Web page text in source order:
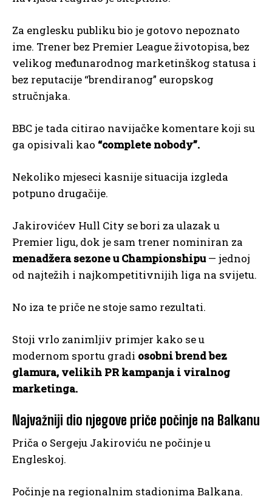
Za englesku publiku bio je gotovo nepoznato
ime. Trener bez Premier League životopisa, bez
velikog međunarodnog marketinškog statusa i
bez reputacije “brendiranog” europskog
stručnjaka.
BBC je tada citirao navijačke komentare koji su
ga opisivali kao “complete nobody”.
Nekoliko mjeseci kasnije situacija izgleda
potpuno drugačije.
Jakirovićev Hull City se bori za ulazak u
Premier ligu, dok je sam trener nominiran za
menadžera sezone u Championshipu— jednoj
od najtežih i najkompetitivnijih liga na svijetu.
No iza te priče ne stoje samo rezultati.
Stoji vrlo zanimljiv primjer kako se u
modernom sportu gradi osobni brend bez
glamura, velikih PR kampanja i viralnog
marketinga.
Najvažniji dio njegove priče počinje na Balkanu
Priča o Sergeju Jakiroviću ne počinje u
Engleskoj.
Počinje na regionalnim stadionima Balkana.